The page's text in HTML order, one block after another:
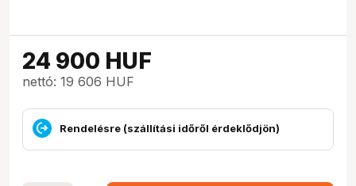
24 900 HUF
nettó: 19 606 HUF
Rendelésre (szállítási időről érdeklődjön)